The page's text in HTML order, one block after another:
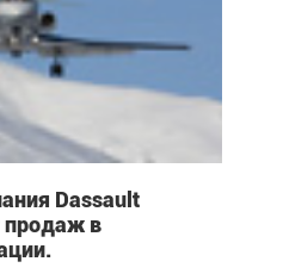
Dassault
продаж в